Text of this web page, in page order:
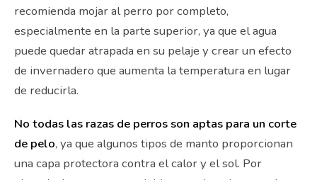
recomienda mojar al perro por completo,
especialmente en la parte superior, ya que el agua
puede quedar atrapada en su pelaje y crear un efecto
de invernadero que aumenta la temperatura en lugar
de reducirla.
No todas las razas de perros son aptas para un corte
de pelo, ya que algunos tipos de manto proporcionan
una capa protectora contra el calor y el sol. Por